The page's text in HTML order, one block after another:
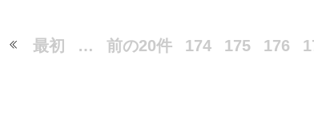
最初 … 前の20件 174 175 176